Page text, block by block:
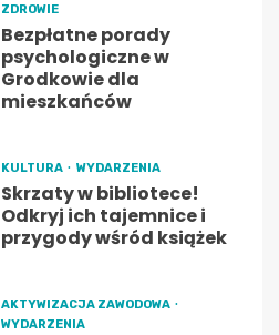
ZDROWIE
Bezpłatne porady
psychologiczne w
Grodkowie dla
mieszkańców
KULTURA WYDARZENIA
Skrzaty w bibliotece!
Odkryj ich tajemnice i
przygody wśród książek
AKTYWIZACJA ZAWODOWA
WYDARZENIA